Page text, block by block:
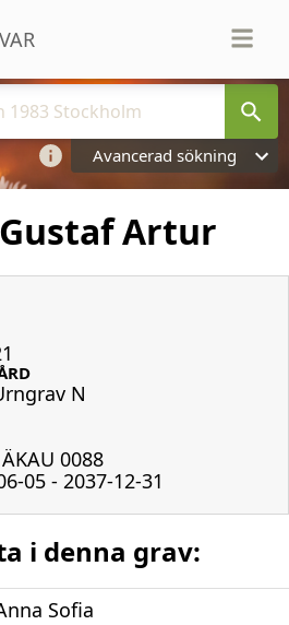
Avancerad sökning
Artur
N
ÄKAU 0088
05 - 2037-12-31
i denna grav:
Sofia